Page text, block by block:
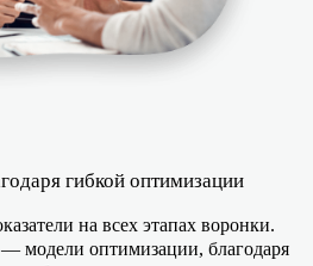
гибкой оптимизации
на всех этапах воронки.
модели оптимизации, благодаря